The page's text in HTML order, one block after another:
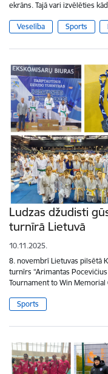
ekrāns. Tajā vari izvēlēties
Veselība Sports
Ludzas džudisti
turnīrā Lietuvā
10.11.2025.
8. novembrī Lietuvas pilsētā
turnīrs “Arimantas
Tournament to Win
Sports